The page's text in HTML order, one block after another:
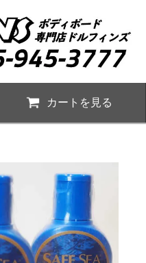
カートを見る